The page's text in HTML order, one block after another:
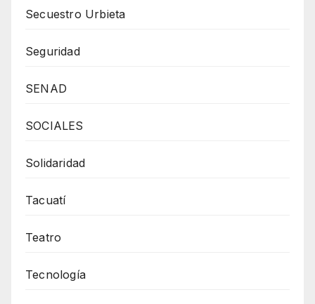
Secuestro Urbieta
Seguridad
SENAD
SOCIALES
Solidaridad
Tacuatí
Teatro
Tecnología